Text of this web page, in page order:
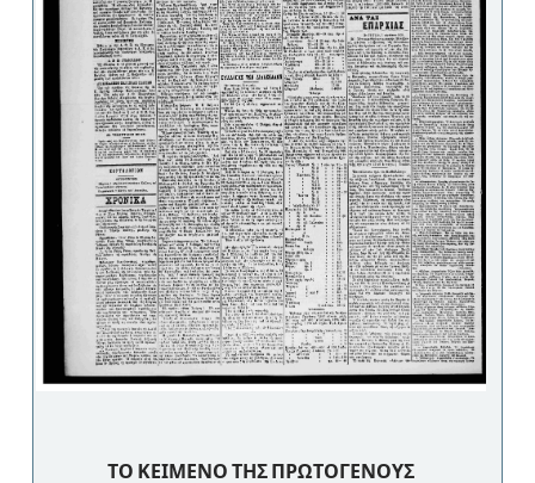
ΤΟ ΚΕΙΜΕΝΟ ΤΗΣ ΠΡΩΤΟΓΕΝΟΥΣ